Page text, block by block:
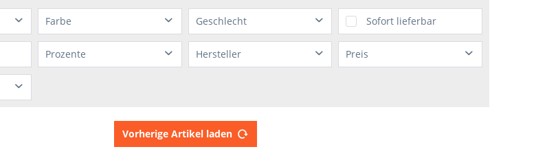
Farbe
blau
gold
Geschlecht
ohne
Sofort lieferbar
Prozente Hersteller
JT SPROCKETS
KTM
Preis
Vorherige Artikel laden